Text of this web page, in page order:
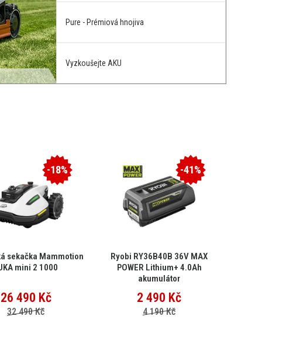
Pure - Prémiová hnojiva
Vyzkoušejte AKU
-18%
sekačka Mammotion
mini 2 1000
26 490 Kč
32 490 Kč
-41%
Ryobi RY36B40B 36V MAX
POWER Lithium+ 4.0Ah
akumulátor
2 490 Kč
4 190 Kč